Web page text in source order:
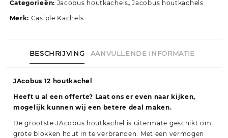
Categorieën: Jacobus houtkachels,Jacobus houtkachels
Merk: Casiple Kachels
BESCHRIJVING AANVULLENDE INFORMATIE
JAcobus 12 houtkachel
Heeft u al een offerte? Laat ons er even naar kijken,
mogelijk kunnen wij een betere deal maken.
De grootste JAcobus houtkachel is uitermate geschikt om
grote blokken hout in te verbranden. Met een vermogen